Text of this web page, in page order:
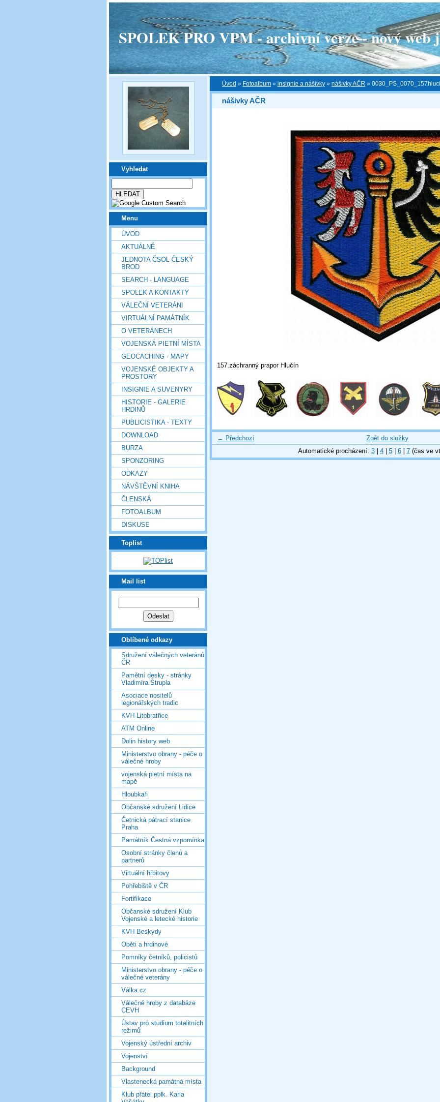
SPOLEK PRO VPM - archivní verze - nový web
Vyhledat
Menu
ÚVOD
AKTUÁLNĚ
JEDNOTA ČSOL ČESKÝ
BROD
SEARCH - LANGUAGE
SPOLEK A KONTAKTY
VÁLEČNÍ VETERÁNI
VIRTUÁLNÍ PAMÁTNÍK
O VETERÁNECH
VOJENSKÁ PIETNÍ MÍSTA
GEOCACHING - MAPY
VOJENSKÉ OBJEKTY A
PROSTORY
INSIGNIE A SUVENYRY
HISTORIE - GALERIE
HRDINŮ
PUBLICISTIKA - TEXTY
DOWNLOAD
BURZA
SPONZORING
ODKAZY
NÁVŠTĚVNÍ KNIHA
ČLENSKÁ
FOTOALBUM
DISKUSE
Toplist
Mail list
Oblíbené odkazy
Sdružení válečných veteránů
ČR
Pamětní desky - stránky
Vladimíra Štrupla
Asociace nositelů
legionářských tradic
KVH Litobratřice
ATM Online
Dolin history web
Ministerstvo obrany - péče o
válečné hroby
vojenská pietní místa na
mapě
Hloubkaři
Občanské sdružení Lidice
Četnická pátrací stanice
Praha
Památník Čestná vzpomínka
Osobní stránky členů a
partnerů
Virtuální hřbitovy
Pohřebiště v ČR
Fortifikace
Občanské sdružení Klub
Vojenské a letecké historie
KVH Beskydy
Oběti a hrdinové
Pomníky četníků, policistů
Ministerstvo obrany - péče o
válečné veterány
Válka.cz
Válečné hroby z databáze
CEVH
Ústav pro studium totalitních
režimů
Vojenský ústřední archiv
Vojenství
Background
Vlastenecká památná místa
Klub přátel pplk. Karla
Úvod » Fotoalbum » insignie a nášivky » nášivky AČR »
nášivky AČR
157.záchranný prapor Hlučín
← Předchozí
Zpět do složky
Automatické procházení: 3| 4| 5| 6| 7(čas ve